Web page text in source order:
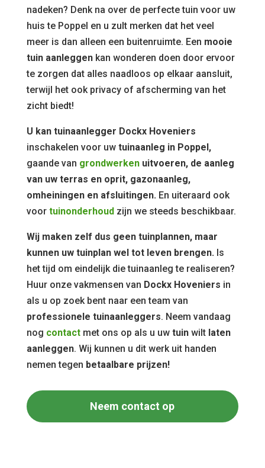
nadeken? Denk na over de perfecte tuin voor uw
huis te Poppel en u zult merken dat het veel
meer is dan alleen een buitenruimte. Een mooie
tuin aanleggenkan wonderen doen door ervoor
te zorgen dat alles naadloos op elkaar aansluit,
terwijl het ook privacy of afscherming van het
zicht biedt!
U kan tuinaanlegger Dockx Hoveniers
inschakelen voor uwtuinaanleg in Poppel,
gaande van grondwerkenuitvoeren, de aanleg
van uw terras en oprit, gazonaanleg,
omheiningen en afsluitingen. En uiteraard ook
voor tuinonderhoudzijn we steeds beschikbaar.
Wij maken zelf dus geen tuinplannen, maar
kunnen uw tuinplan wel tot leven brengen. Is
het tijd om eindelijk die tuinaanleg te realiseren?
Huur onze vakmensen van Dockx Hoveniers in
als u op zoek bent naar een team van
professionele tuinaanleggers. Neem vandaag
nog contactmet ons op als u uw tuinwilt laten
aanleggen. Wij kunnen u dit werk uit handen
nemen tegen betaalbare prijzen!
Neem contact op